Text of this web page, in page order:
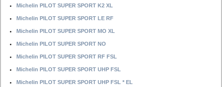
Michelin PILOT SUPER SPORT K2 XL
Michelin PILOT SUPER SPORT LE RF
Michelin PILOT SUPER SPORT MO XL
Michelin PILOT SUPER SPORT NO
Michelin PILOT SUPER SPORT RF FSL
Michelin PILOT SUPER SPORT UHP FSL
Michelin PILOT SUPER SPORT UHP FSL * EL